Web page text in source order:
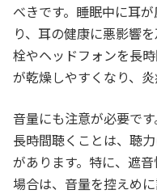
べきです。睡眠中に耳
り、耳の健康に悪影響
栓やヘッドフォンを長
が乾燥しやすくなり、
音量にも注意が必要で
長時間聴くことは、聴
があります。特に、遮
場合は、音量を控えめ